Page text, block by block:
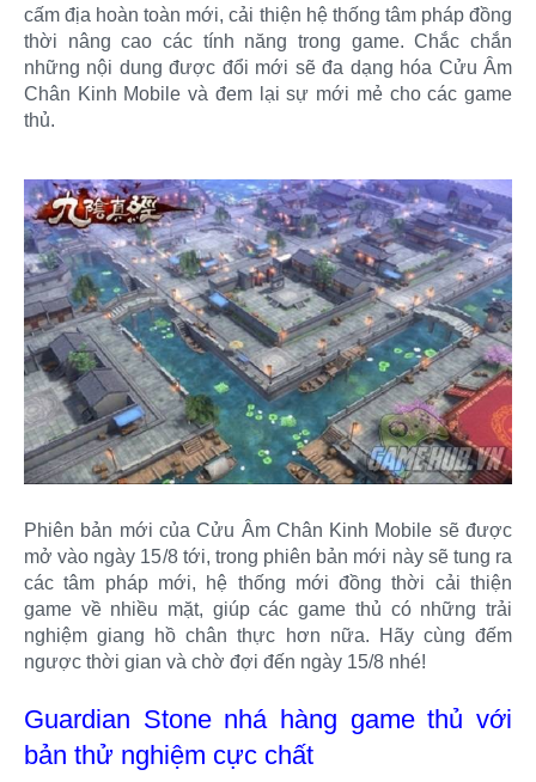
cấm địa hoàn toàn mới, cải thiện hệ thống tâm pháp đồng
thời nâng cao các tính năng trong game. Chắc chắn
những nội dung được đổi mới sẽ đa dạng hóa Cửu Âm
Chân Kinh Mobile và đem lại sự mới mẻ cho các game
thủ.
Phiên bản mới của Cửu Âm Chân Kinh Mobile sẽ được
mở vào ngày 15/8 tới, trong phiên bản mới này sẽ tung ra
các tâm pháp mới, hệ thống mới đồng thời cải thiện
game về nhiều mặt, giúp các game thủ có những trải
nghiệm giang hồ chân thực hơn nữa. Hãy cùng đếm
ngược thời gian và chờ đợi đến ngày 15/8 nhé!
Guardian Stone nhá hàng game thủ với
bản thử nghiệm cực chất